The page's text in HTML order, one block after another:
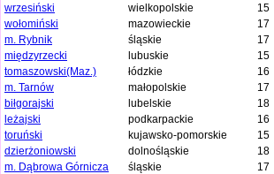
wrzesiński
wielkopolskie 15
wołomiński
mazowieckie 17
m. Rybnik
śląskie 17
międzyrzecki
lubuskie 15
tomaszowski(Maz.)
łódzkie 16
m. Tarnów
małopolskie 17
biłgorajski
lubelskie 18
leżajski
podkarpackie 16
toruński
kujawsko-pomorskie 15
dzierżoniowski
dolnośląskie 18
m. Dąbrowa Górnicza
śląskie 17